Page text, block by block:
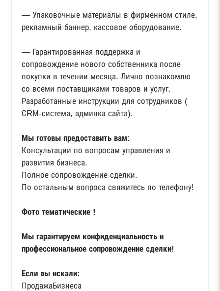
— Упаковочные материалы в фирменном стиле,
рекламный баннер, кассовое оборудование.
— Гарантированная поддержка и
сопровождение нового собственника после
покупки в течении месяца. Лично познакомлю
со всеми поставщиками товаров и услуг.
Разработанные инструкции для сотрудников (
СRМ-система, админка сайта).
Мы готовы предоставить вам:
Консультации по вопросам управления и
развития бизнеса.
Полное сопровождение сделки.
По остальным вопроса свяжитесь по телефону!
Фото тематические !
Мы гарантируем конфиденциальность и
профессиональное сопровождение сделки!
Если вы искали:
ПродажаБизнеса